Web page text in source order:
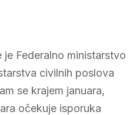
je Federalno ministarstvo
civilnih poslova
se krajem januara,
očekuje isporuka